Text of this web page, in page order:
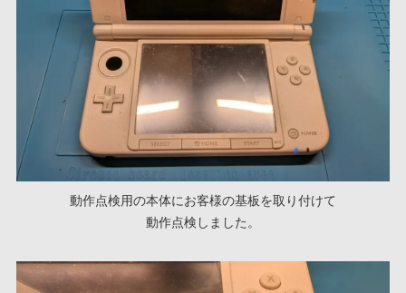
動作点検用の本体にお客様の基板を取り付けて
動作点検しました。